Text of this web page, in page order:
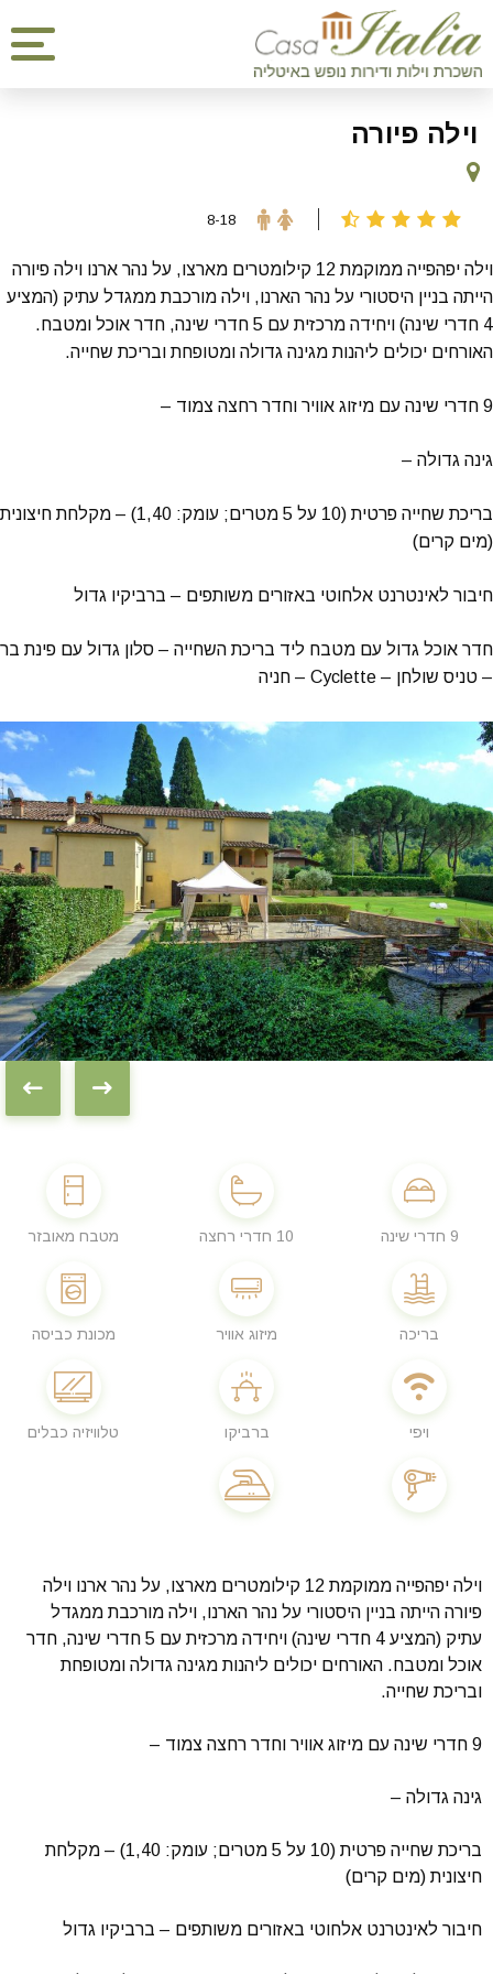
וילה פיורה
8-18
וילה יפהפייה ממוקמת 12 קילומטרים מארצו, על נהר ארנו וילה פיורה
הייתה בניין היסטורי על נהר הארנו, וילה מורכבת ממגדל עתיק (המציע
4 חדרי שינה) ויחידה מרכזית עם 5 חדרי שינה, חדר אוכל ומטבח.
האורחים יכולים ליהנות מגינה גדולה ומטופחת ובריכת שחייה.
9 חדרי שינה עם מיזוג אוויר וחדר רחצה צמוד –
גינה גדולה –
בריכת שחייה פרטית (10 על 5 מטרים; עומק: 1,40) – מקלחת חיצונית
(מים קרים)
חיבור לאינטרנט אלחוטי באזורים משותפים – ברביקיו גדול
חדר אוכל גדול עם מטבח ליד בריכת השחייה – סלון גדול עם פינת בר
– טניס שולחן – Cyclette – חניה
9 חדרי שינה 10 חדרי רחצה מטבח מאובזר
בריכה מיזוג אוויר מכונת כביסה
ויפי ברביקו טלוויזיה כבלים
וילה יפהפייה ממוקמת 12 קילומטרים מארצו, על נהר ארנו וילה
פיורה הייתה בניין היסטורי על נהר הארנו, וילה מורכבת ממגדל
עתיק (המציע 4 חדרי שינה) ויחידה מרכזית עם 5 חדרי שינה, חדר
אוכל ומטבח. האורחים יכולים ליהנות מגינה גדולה ומטופחת
ובריכת שחייה.
9 חדרי שינה עם מיזוג אוויר וחדר רחצה צמוד –
גינה גדולה –
בריכת שחייה פרטית (10 על 5 מטרים; עומק: 1,40) – מקלחת
חיצונית (מים קרים)
חיבור לאינטרנט אלחוטי באזורים משותפים – ברביקיו גדול